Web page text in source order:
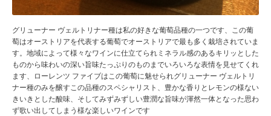
グリューナー ヴェルトリナー種は私の好きな葡萄品種の一つです、この葡
萄はオーストリアを代表する葡萄でオーストリアで最も多く栽培されていま
す。地域によって様々なワインに仕立てられミネラル感のあるキリッとした
ものから味わいの深い旨味たっぷりのものまでいろいろな表情を見せてくれ
ます、ローレンツ ファイブはこの葡萄に魅せられグリューナー ヴェルトリ
ナー種のみを醸すこの品種のスペシャリスト、豊かな香りとレモンの様ない
きいきとした酸味、そしてみずみずしい豊潤な旨味が渾然一体となった思わ
ず歌い出してしまう様な楽しいワインです